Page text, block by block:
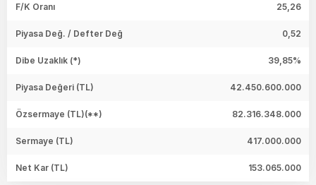
F/K Oranı 25,26
Piyasa Değ. / Defter Değ 0,52
Dibe Uzaklık (*) 39,85%
Piyasa Değeri (TL) 42.450.600.000
Özsermaye (TL)(**) 82.316.348.000
Sermaye (TL) 417.000.000
Net Kar (TL) 153.065.000